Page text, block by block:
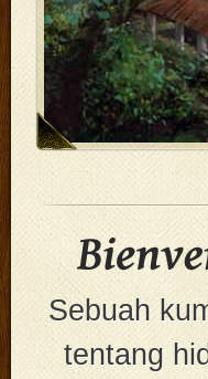
Sebuah
tentang